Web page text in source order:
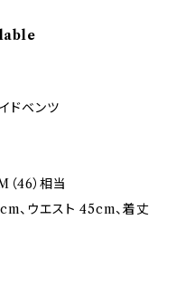
ベンツ
46）相当
、ウエスト 45cm、着丈